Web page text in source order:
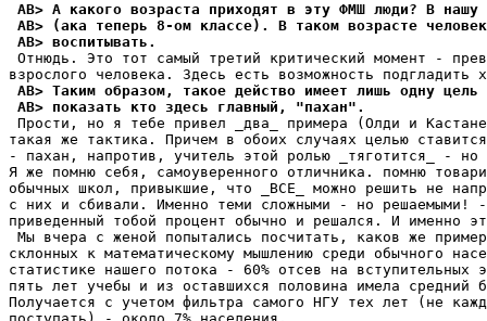
AB> А какого возраста приходят в эту ФМШ люди? В
AB> (ака теперь 8-ом классе). В таком возрасте
AB> воспитывать.
Отнюдь. Это тот самый третий критический момент -
AB> Таким образом, такое действо имеет лишь одну
AB> показать кто здесь главный, "пахан".
Прости, но я тебе привел _два_ примера (Олди и
такая же тактика. Причем в обоих случаях целью
- пахан, напротив, учитель этой ролью _тяготится_ - но
Я же помню себя, самоуверенного отличника. помню
обычных школ, привыкшие, что _ВСЕ_ можно решить не
с них и сбивали. Именно теми сложными - но решаемыми!
приведенный тобой процент обычно и решался. И именно
Мы вчера с женой попытались посчитать, каков же
склонных к математическому мышлению среди обычного
статистике нашего потока - 60% отсев на вступительных
пять лет учебы и из оставшихся половина имела
Получается с учетом фильтра самого HГУ тех лет (не